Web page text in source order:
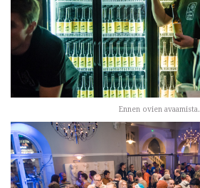
Ennen ovien avaamista.